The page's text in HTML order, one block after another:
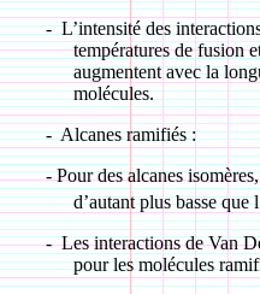
- L’intensité des
températures de fusion
augmentent avec la
molécules.
- Alcanes ramifiés :
- Pour des alcanes
d’autant plus basse que
- Les interactions de Van
pour les molécules